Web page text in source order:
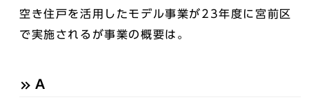
空き住戸を活用したモデル事業が23年度に宮前区
で実施されるが事業の概要は。
A